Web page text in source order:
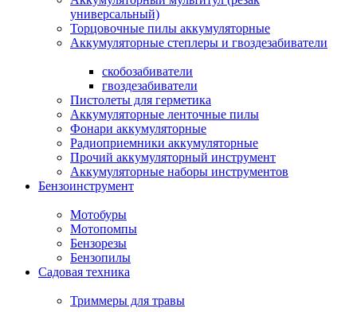
универсальный)
Торцовочные пилы аккумуляторные
Аккумуляторные степлеры и гвоздезабиватели
скобозабиватели
гвоздезабиватели
Пистолеты для герметика
Аккумуляторные ленточные пилы
Фонари аккумуляторные
Радиоприемники аккумуляторные
Прочий аккумуляторный инструмент
Аккумуляторные наборы инструментов
Бензоинструмент
Мотобуры
Мотопомпы
Бензорезы
Бензопилы
Садовая техника
Триммеры для травы